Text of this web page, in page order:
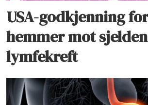
USA-godkjenning
hemmer mot
lymfekreft